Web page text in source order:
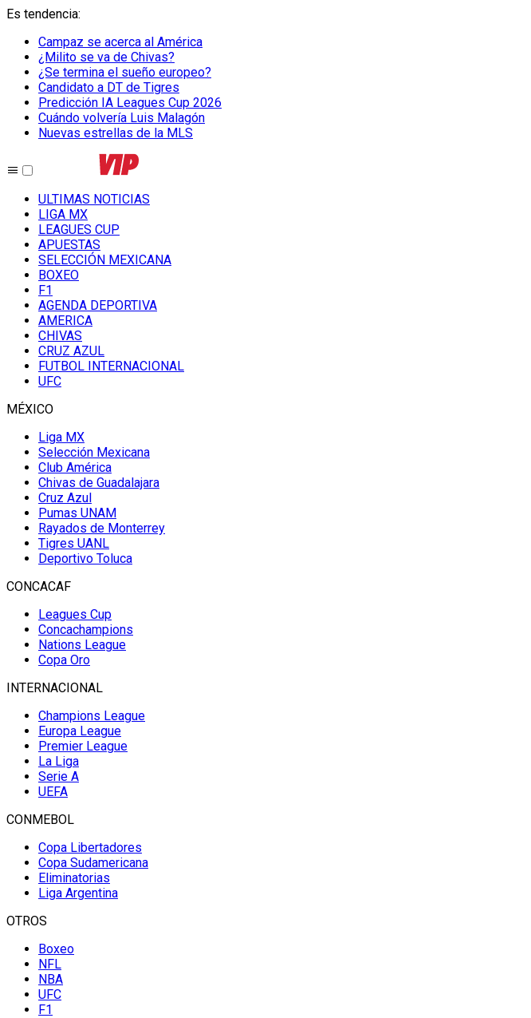
Es tendencia:
Campaz se acerca al América
¿Milito se va de Chivas?
¿Se termina el sueño europeo?
Candidato a DT de Tigres
Predicción IA Leagues Cup 2026
Cuándo volvería Luis Malagón
Nuevas estrellas de la MLS
ULTIMAS NOTICIAS
LIGA MX
LEAGUES CUP
APUESTAS
SELECCIÓN MEXICANA
BOXEO
F1
AGENDA DEPORTIVA
AMERICA
CHIVAS
CRUZ AZUL
FUTBOL INTERNACIONAL
UFC
MÉXICO
Liga MX
Selección Mexicana
Club América
Chivas de Guadalajara
Cruz Azul
Pumas UNAM
Rayados de Monterrey
Tigres UANL
Deportivo Toluca
CONCACAF
Leagues Cup
Concachampions
Nations League
Copa Oro
INTERNACIONAL
Champions League
Europa League
Premier League
La Liga
Serie A
UEFA
CONMEBOL
Copa Libertadores
Copa Sudamericana
Eliminatorias
Liga Argentina
OTROS
Boxeo
NFL
NBA
UFC
F1